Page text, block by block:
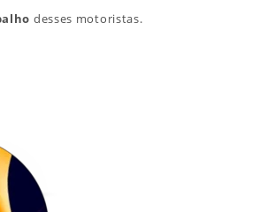
desses motoristas.